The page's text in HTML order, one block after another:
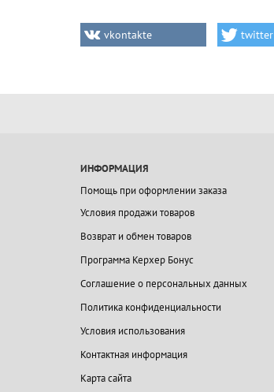
vkontakte twitter
ИНФОРМАЦИЯ
Помощь при оформлении заказа
Условия продажи товаров
Возврат и обмен товаров
Программа Керхер Бонус
Соглашение о персональных данных
Политика конфиденциальности
Условия использования
Контактная информация
Карта сайта